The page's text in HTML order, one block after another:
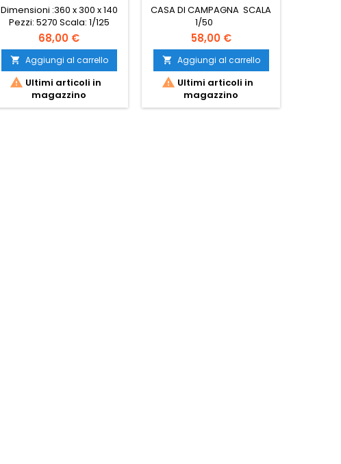
Dimensioni :360 x 300 x 140
Pezzi: 5270 Scala: 1/125
68,00 €
 Aggiungi al carrello
 Ultimi articoli in
magazzino
CASA DI CAMPAGNA SCALA
1/50
58,00 €
 Aggiungi al carrello
 Ultimi articoli in
magazzino